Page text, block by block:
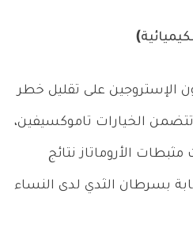
الإستروجين على تقليل خطر
الخيارات تاموكسيفين،
الأروماتاز نتائج
بسرطان الثدي لدى النساء